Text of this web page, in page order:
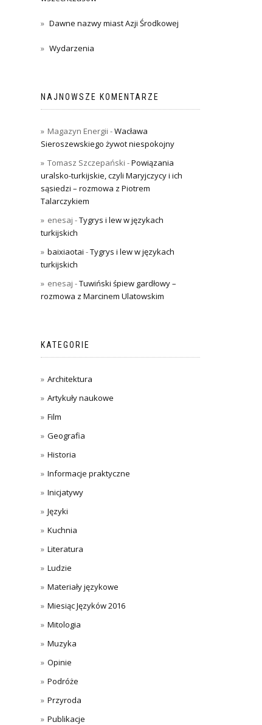
Dawne nazwy miast Azji Środkowej
Wydarzenia
NAJNOWSZE KOMENTARZE
Magazyn Energii -Wacława
Sieroszewskiego żywot niespokojny
Tomasz Szczepański -Powiązania
uralsko-turkijskie, czyli Maryjczycy i ich
sąsiedzi – rozmowa z Piotrem
Talarczykiem
enesaj -Tygrys i lew w językach
turkijskich
baixiaotai -Tygrys i lew w językach
turkijskich
enesaj -Tuwiński śpiew gardłowy –
rozmowa z Marcinem Ulatowskim
KATEGORIE
Architektura
Artykuły naukowe
Film
Geografia
Historia
Informacje praktyczne
Inicjatywy
Języki
Kuchnia
Literatura
Ludzie
Materiały językowe
Miesiąc Języków 2016
Mitologia
Muzyka
Opinie
Podróże
Przyroda
Publikacje